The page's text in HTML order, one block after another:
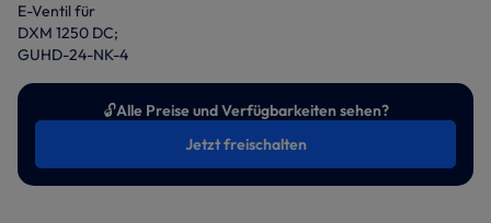
E-Ventil für
DXM 1250 DC;
GUHD-24-NK-4
🔓Alle Preise und Verfügbarkeiten sehen?
Jetzt freischalten